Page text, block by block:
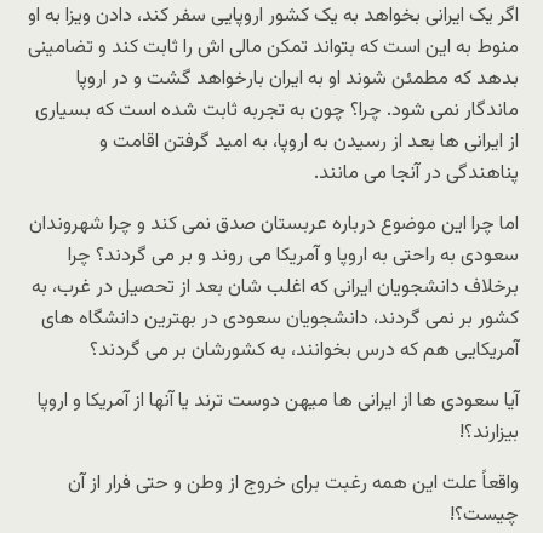
اگر یک ایرانی بخواهد به یک کشور اروپایی سفر کند، دادن ویزا به او
منوط به این است که بتواند تمکن مالی اش را ثابت کند و تضامینی
بدهد که مطمئن شوند او به ایران بارخواهد گشت و در اروپا
ماندگار نمی شود. چرا؟ چون به تجربه ثابت شده است که بسیاری
از ایرانی ها بعد از رسیدن به اروپا، به امید گرفتن اقامت و
پناهندگی در آنجا می مانند.
اما چرا این موضوع درباره عربستان صدق نمی کند و چرا شهروندان
سعودی به راحتی به اروپا و آمریکا می روند و بر می گردند؟ چرا
برخلاف دانشجویان ایرانی که اغلب شان بعد از تحصیل در غرب، به
کشور بر نمی گردند، دانشجویان سعودی در بهترین دانشگاه های
آمریکایی هم که درس بخوانند، به کشورشان بر می گردند؟
آیا سعودی ها از ایرانی ها میهن دوست ترند یا آنها از آمریکا و اروپا
بیزارند؟!
واقعاً علت این همه رغبت برای خروج از وطن و حتی فرار از آن
چیست؟!